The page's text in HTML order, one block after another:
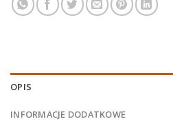
OPIS
INFORMACJE DODATKOWE